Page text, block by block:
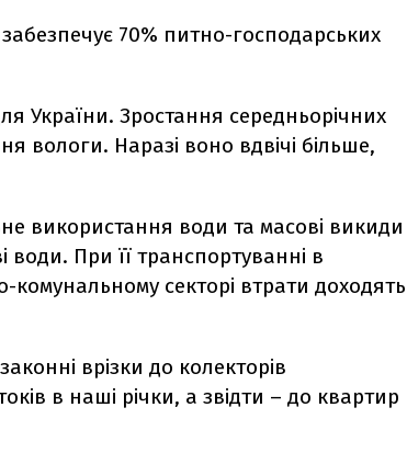
70% питно-господарських
України. Зростання середньорічних
вологи. Наразі воно вдвічі більше,
використання води та масові викиди
При її транспортуванні в
секторі втрати доходять
врізки до колекторів
в наші річки, а звідти – до квартир